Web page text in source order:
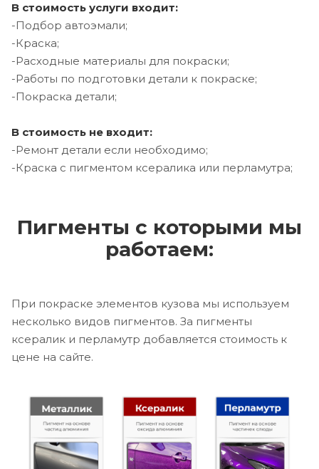
В стоимость услуги входит:
-Подбор автоэмали;
-Краска;
-Расходные материалы для покраски;
-Работы по подготовки детали к покраске;
-Покраска детали;
В стоимость не входит:
-Ремонт детали если необходимо;
-Краска с пигментом ксералика или перламутра;
Пигменты с которыми мы
работаем:
При покраске элементов кузова мы используем
несколько видов пигментов. За пигменты
ксералик и перламутр добавляется стоимость к
цене на сайте.